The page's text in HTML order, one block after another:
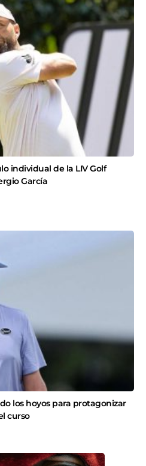
individual de la LIV Golf
García
los hoyos para protagonizar
curso